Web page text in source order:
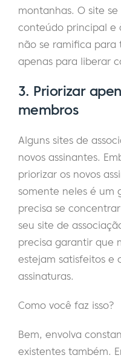
montanhas. O site
conteúdo principal e
não se ramifica para
apenas para liberar
3. Priorizar
membros
Alguns sites de
novos assinantes.
priorizar os novos
somente neles é um
precisa se
seu site de
precisa garantir que
estejam satisfeitos e
assinaturas.
Como você faz isso?
Bem, envolva
existentes também.